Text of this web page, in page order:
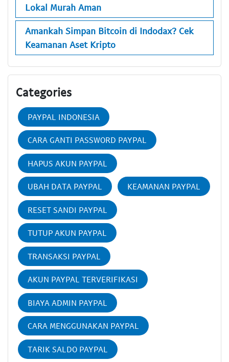
Lokal Murah Aman
Amankah Simpan Bitcoin di Indodax? Cek
Keamanan Aset Kripto
Categories
PAYPAL INDONESIA
CARA GANTI PASSWORD PAYPAL
HAPUS AKUN PAYPAL
UBAH DATA PAYPAL KEAMANAN PAYPAL
RESET SANDI PAYPAL
TUTUP AKUN PAYPAL
TRANSAKSI PAYPAL
AKUN PAYPAL TERVERIFIKASI
BIAYA ADMIN PAYPAL
CARA MENGGUNAKAN PAYPAL
TARIK SALDO PAYPAL